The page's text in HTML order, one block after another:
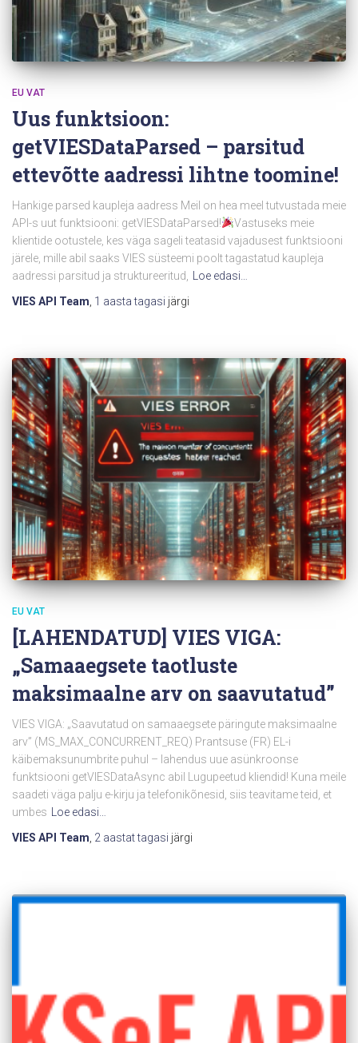
EU VAT
Uus funktsioon:
getVIESDataParsed – parsitud
ettevõtte aadressi lihtne toomine!
Hankige parsed kaupleja aadress Meil on hea meel tutvustada meie
API-s uut funktsiooni: getVIESDataParsed!
Vastuseks meie
klientide ootustele, kes väga sageli teatasid vajadusest funktsiooni
järele, mille abil saaks VIES süsteemi poolt tagastatud kaupleja
aadressi parsitud ja struktureeritud,
Loe edasi…
VIES API Team 1 aastatagasi järgi
EU VAT
[LAHENDATUD] VIES VIGA:
„Samaaegsete taotluste
maksimaalne arv on saavutatud”
VIES VIGA: „Saavutatud on samaaegsete päringute maksimaalne
arv” (MS_MAX_CONCURRENT_REQ) Prantsuse (FR) EL-i
käibemaksunumbrite puhul – lahendus uue asünkroonse
funktsiooni getVIESDataAsync abil Lugupeetud kliendid! Kuna meile
saadeti väga palju e-kirju ja telefonikõnesid, siis teavitame teid, et
umbes Loe edasi…
VIES API Team, 2 aastattagasi järgi